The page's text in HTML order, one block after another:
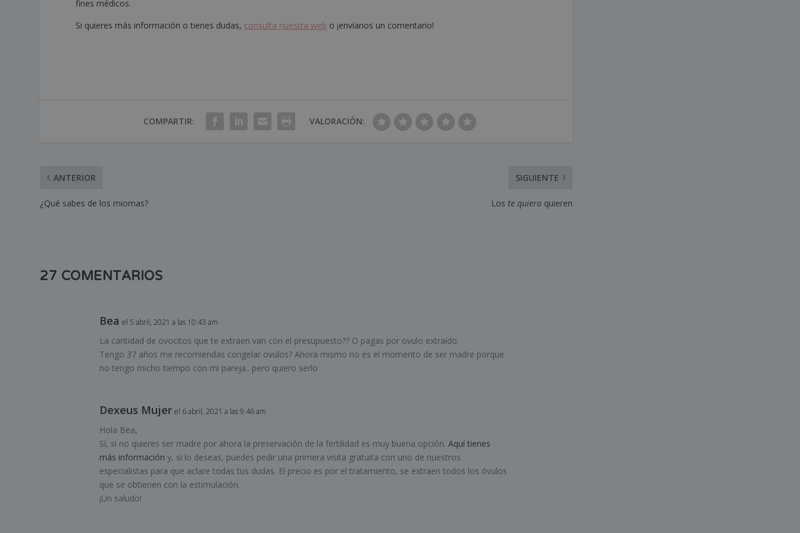
fines médicos.
Si quieres más información o tienes dudas, consulta nuestra web o ¡envíanos un comentario!
COMPARTIR: VALORACIÓN:
ANTERIOR
¿Qué sabes de los miomas?
SIGUIENTE
Los te quiero quieren
27 COMENTARIOS
Bea el 5 abril, 2021 a las 10:43 am
La cantidad de ovocitos que te extraen van con el presupuesto?? O pagas por ovulo extraído.
Tengo 37 años me recomiendas congelar ovulos? Ahora mismo no es el momento de ser madre porque
no tengo micho tiempo con mi pareja.. pero quiero serlo
Dexeus Mujer el 6 abril, 2021 a las 9:46 am
Hola Bea,
Sí, si no quieres ser madre por ahora la preservación de la fertilidad es muy buena opción.Aquí tienes
más información y, si lo deseas, puedes pedir una primera visita gratuita con uno de nuestros
especialistas para que aclare todas tus dudas. El precio es por el tratamiento, se extraen todos los óvulos
que se obtienen con la estimulación.
¡Un saludo!